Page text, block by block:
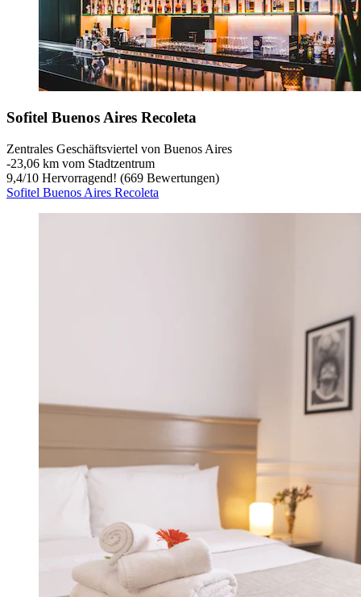
Sofitel Buenos Aires Recoleta
Zentrales Geschäftsviertel von Buenos Aires
‐23,06 km vom Stadtzentrum
9,4/10 Hervorragend! (669 Bewertungen)
Sofitel Buenos Aires Recoleta